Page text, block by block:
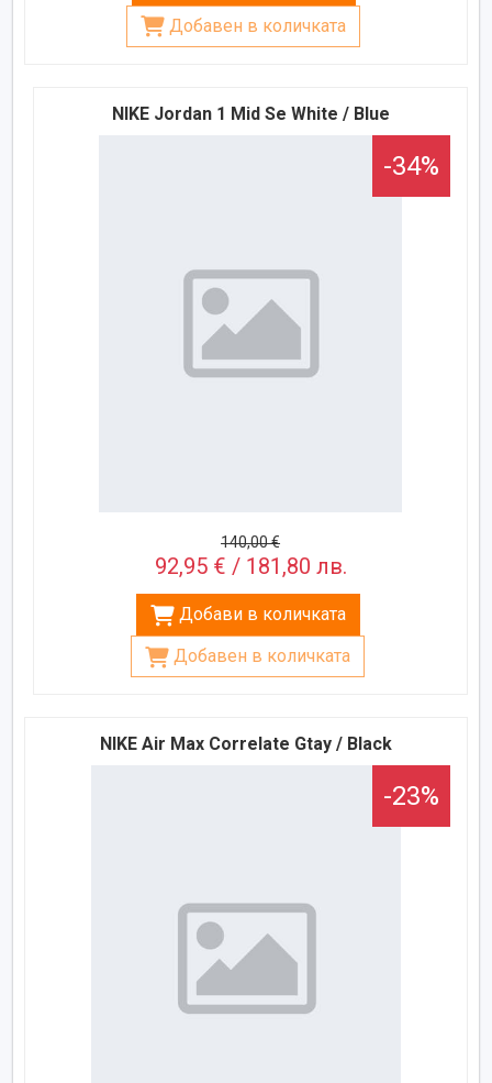
Добавен в количката
NIKE Jordan 1 Mid Se White / Blue
-34%
140,00 €
92,95 € / 181,80 лв.
Добави в количката
Добавен в количката
NIKE Air Max Correlate Gtay / Black
-23%